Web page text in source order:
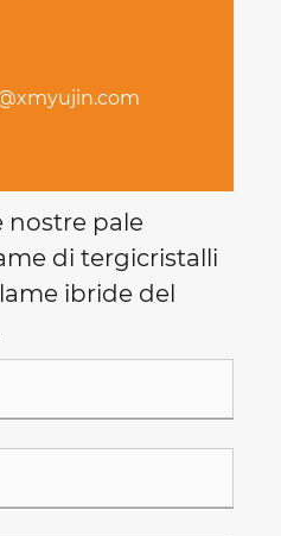
nostre pale
di tergicristalli
ibride del